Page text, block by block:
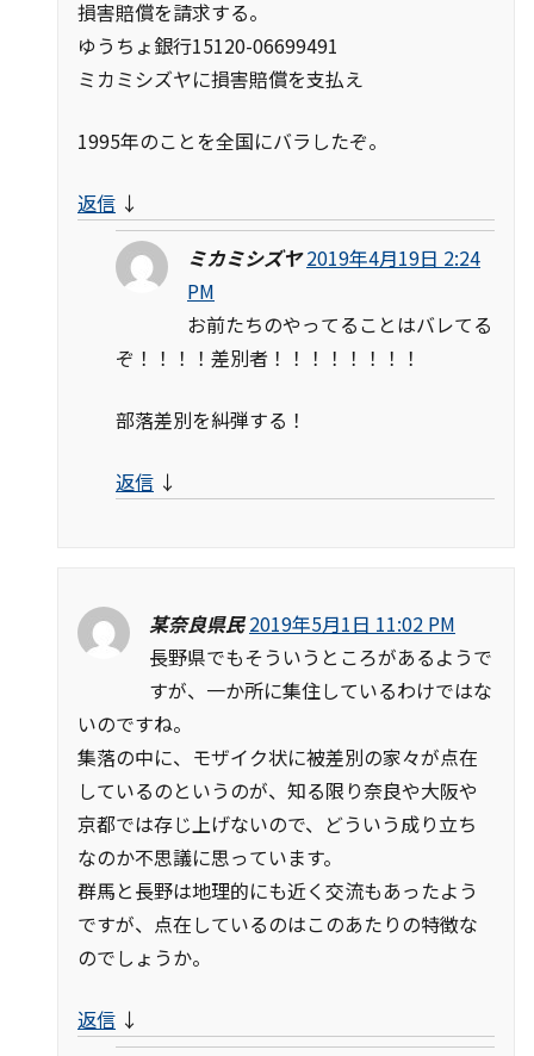
損害賠償を請求する。
ゆうちょ銀行15120-06699491
ミカミシズヤに損害賠償を支払え
1995年のことを全国にバラしたぞ。
返信 ↓
ミカミシズヤ 2019年4月19日 2:24
PM
お前たちのやってることはバレてる
ぞ！！！！差別者！！！！！！！！
部落差別を糾弾する！
返信 ↓
某奈良県民 2019年5月1日 11:02 PM
長野県でもそういうところがあるようで
すが、一か所に集住しているわけではな
いのですね。
集落の中に、モザイク状に被差別の家々が点在
しているのというのが、知る限り奈良や大阪や
京都では存じ上げないので、どういう成り立ち
なのか不思議に思っています。
群馬と長野は地理的にも近く交流もあったよう
ですが、点在しているのはこのあたりの特徴な
のでしょうか。
返信 ↓